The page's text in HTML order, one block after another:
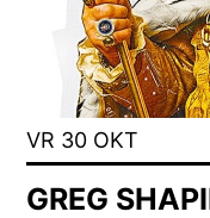
VR 30 OKT
GREG